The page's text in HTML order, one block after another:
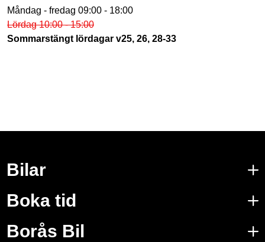
Måndag - fredag 09:00 - 18:00
Lördag 10:00 - 15:00
Sommarstängt lördagar v25, 26, 28-33
Bilar
Boka tid
Borås Bil